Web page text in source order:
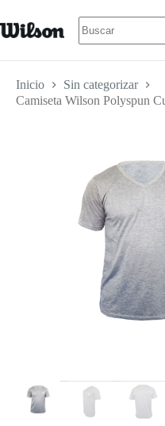
Inicio
Sin categorizar
Camiseta Wilson Polyspun